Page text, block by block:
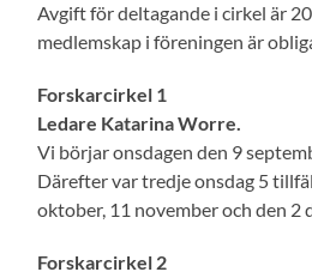
Avgift för deltagande i cirkel är
medlemskap i föreningen är
Forskarcirkel 1
Ledare Katarina Worre.
Vi börjar onsdagen den 9
Därefter var tredje onsdag 5
oktober, 11 november och den 2
Forskarcirkel 2